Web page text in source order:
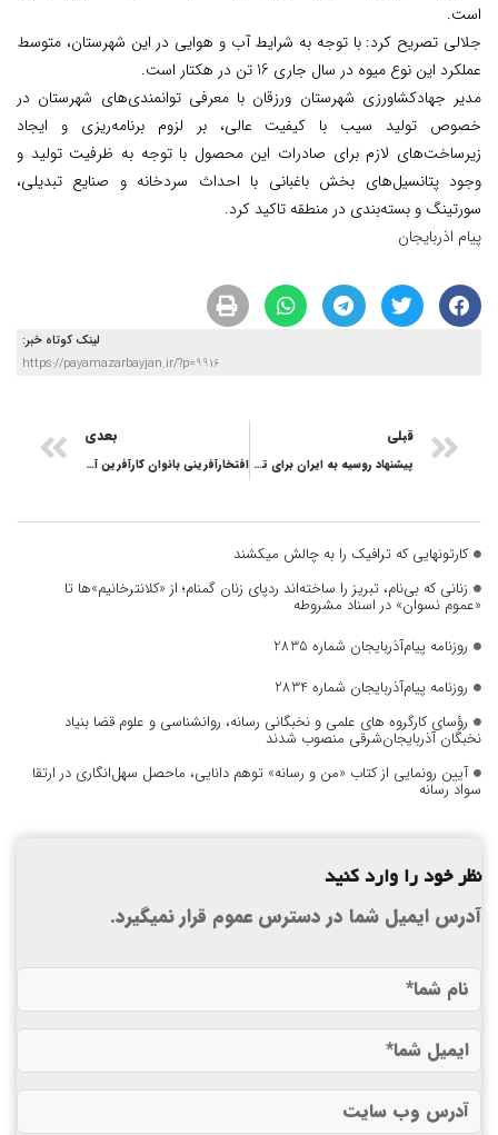
است.
جلالی تصریح کرد: با توجه به شرایط آب و هوایی در این شهرستان، متوسط
عملکرد این نوع میوه در سال جاری 16 تن در هکتار است.
مدیر جهادکشاورزی شهرستان ورزقان با معرفی توانمندی‌های شهرستان در
خصوص تولید سیب با کیفیت عالی، بر لزوم برنامه‌ریزی و ایجاد
زیرساخت‌های لازم برای صادرات این محصول با توجه به ظرفیت تولید و
وجود پتانسیل‌های بخش باغبانی با احداث سردخانه و صنایع تبدیلی،
سورتینگ و بسته‌بندی در منطقه تاکید کرد.
پیام اذربایجان
لینک کوتاه خبر:
https://payamazarbayjan.ir/?p=9916
قبلی
پیشنهاد روسیه به ایران برای تکمیل کریدور جدید شمال- جنوب
بعدی
افتخارآفرینی بانوان کارآفرین آذربایجان شرقی
کارتونهایی که ترافیک را به چالش میکشند
زنانی که بی‌نام، تبریز را ساخته‌اند ردپای زنان گمنام؛ از «کلانترخانیم»ها تا
«عموم نسوان» در اسناد مشروطه
روزنامه پیام‌آذربایجان شماره 2835
روزنامه پیام‌آذربایجان شماره 2834
رؤسای کارگروه های علمی و نخبگانی رسانه، روانشناسی و علوم قضا بنیاد
نخبگان آذربایجان‌شرقی منصوب شدند
آیین رونمایی از کتاب «من و رسانه» توهم دانایی، ماحصل سهل‌انگاری در ارتقا
سواد رسانه
نظر خود را وارد کنید
آدرس ایمیل شما در دسترس عموم قرار نمیگیرد.